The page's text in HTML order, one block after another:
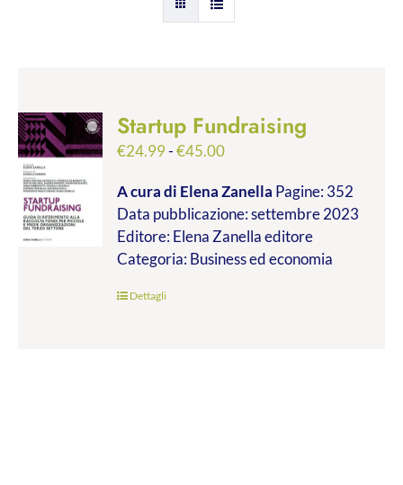
Startup Fundraising
€24.99-€45.00Fascia
prezzo:
da
€24.99
a
A cura di Elena Zanella Pagine: 352
Data pubblicazione: settembre 2023
Editore: Elena Zanella editore
Categoria: Business ed economia
Dettagli